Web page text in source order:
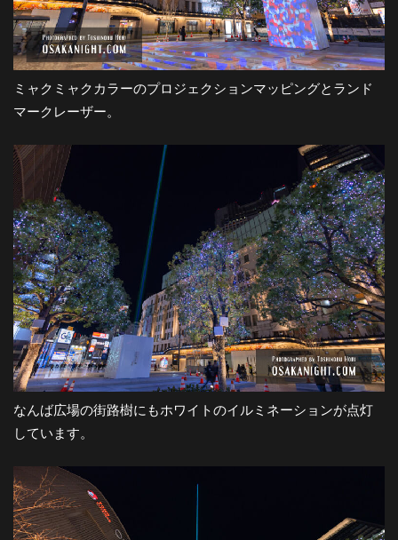
ミャクミャクカラーのプロジェクションマッピングとランド
マークレーザー。
なんば広場の街路樹にもホワイトのイルミネーションが点灯
しています。